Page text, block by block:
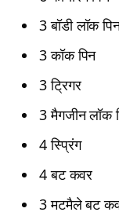
3 बॉडी लॉक
3 कॉक पिन
3 ट्रिगर
3 मैगजीन लॉक
4 स्प्रिंग
4 बट कवर
3 मटमैले बट